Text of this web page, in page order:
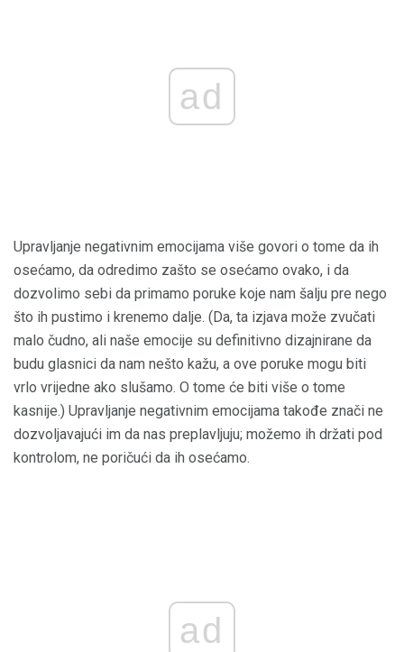
ad
Upravljanje negativnim emocijama više govori o tome da ih
osećamo, da odredimo zašto se osećamo ovako, i da
dozvolimo sebi da primamo poruke koje nam šalju pre nego
što ih pustimo i krenemo dalje. (Da, ta izjava može zvučati
malo čudno, ali naše emocije su definitivno dizajnirane da
budu glasnici da nam nešto kažu, a ove poruke mogu biti
vrlo vrijedne ako slušamo. O tome će biti više o tome
kasnije.) Upravljanje negativnim emocijama takođe znači ne
dozvoljavajući im da nas preplavljuju; možemo ih držati pod
kontrolom, ne poričući da ih osećamo.
ad